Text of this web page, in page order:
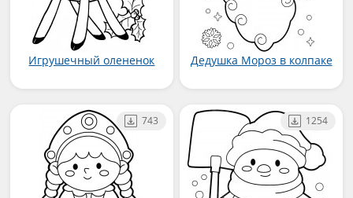
Игрушечный олененок Дедушка Мороз в колпаке
743 1254